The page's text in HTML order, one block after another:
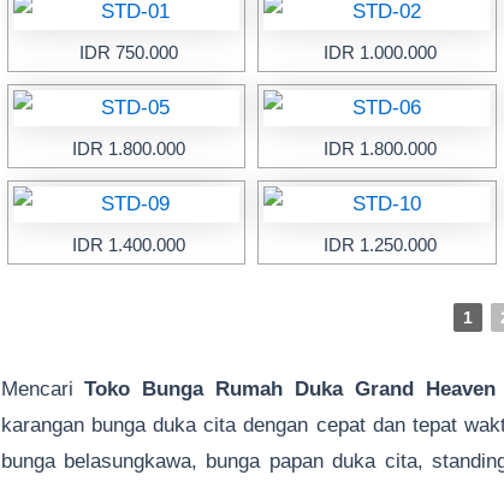
IDR 750.000 IDR 1.000.000
IDR 1.800.000 IDR 1.800.000
IDR 1.400.000 IDR 1.250.000
1
MencariToko Bunga Rumah Duka Grand
karangan bunga duka cita dengan cepat dan tepat
bunga belasungkawa, bunga papan duka cita,